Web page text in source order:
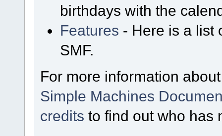
birthdays with the
Features - Here is a list
SMF.
For more information
Simple Machines
credits to find out who has